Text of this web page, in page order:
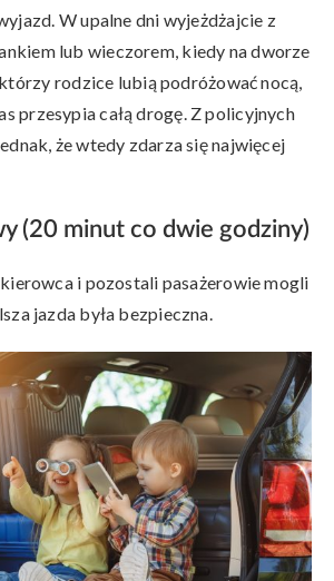
W upalne dni wyjeżdżajcie z
lub wieczorem, kiedy na dworze
rodzice lubią podróżować nocą,
przesypia całą drogę. Z policyjnych
że wtedy zdarza się najwięcej
(20 minut co dwie godziny)
i pozostali pasażerowie mogli
jazda była bezpieczna.